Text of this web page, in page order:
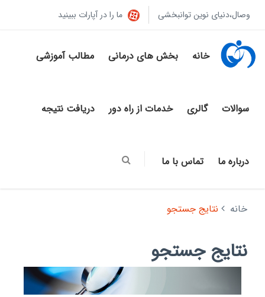
وصال،دنیای نوین توانبخشی ما را در آپارات ببینید
خانه بخش های درمانی مطالب آموزشی
سوالات گالری خدمات از راه دور دریافت نتیجه
درباره ما تماس با ما
خانه نتایج جستجو
نتایج جستجو